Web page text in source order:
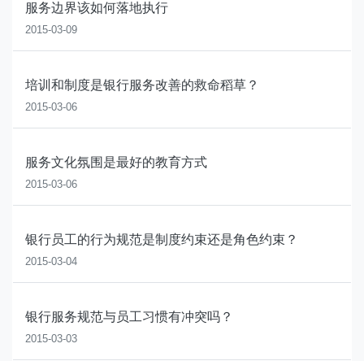
服务边界该如何落地执行
2015-03-09
培训和制度是银行服务改善的救命稻草？
2015-03-06
服务文化氛围是最好的教育方式
2015-03-06
银行员工的行为规范是制度约束还是角色约束？
2015-03-04
银行服务规范与员工习惯有冲突吗？
2015-03-03